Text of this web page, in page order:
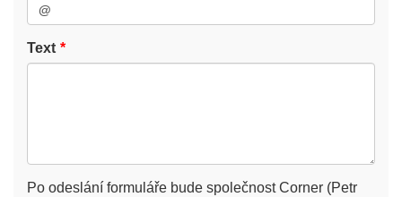
Text
Po odeslání formuláře bude společnost Corner (Petr